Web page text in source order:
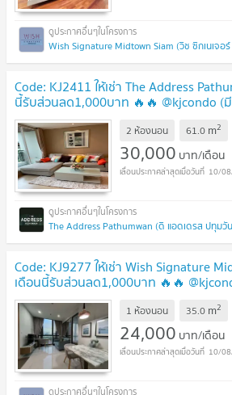
Wish Signature Midtown Siam (วิช ซิกเนเจอ
Code: KJ2411 ให้เช่า The Address
นี้รับส่วนลด1,000บาท 🔥🔥 @kjcondo (
คะ) UPDATE !
2 ห้องนอน 61.0 m2
30,000 บาท/เดือน
10/
The Address Pathumwan (ดิ แอดเดรส ปทุมวั
Code: KJ9277 ให้เช่า Wish Signature
เดือนนี้รับส่วนลด1,000บาท 🔥🔥
คะ) UPDATE !
1 ห้องนอน 35.0 m2
24,000 บาท/เดือน
10/